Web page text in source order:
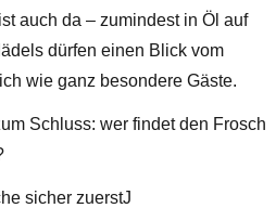
auch da – zumindest in Öl auf
dürfen einen Blick vom
wie ganz besondere Gäste.
Schluss: wer findet den Frosch
sicher zuerstJ